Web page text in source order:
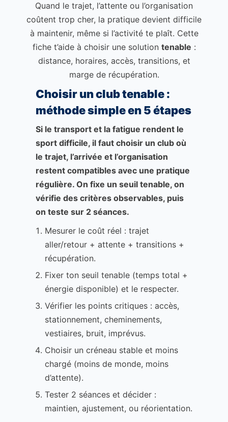
Quand le trajet, l’attente ou l’organisation
coûtent trop cher, la pratique devient difficile
à maintenir, même si l’activité te plaît. Cette
fiche t’aide à choisir une solution tenable :
distance, horaires, accès, transitions, et
marge de récupération.
Choisir un club tenable :
méthode simple en 5 étapes
Si le transport et la fatigue rendent le
sport difficile, il faut choisir un club où
le trajet, l’arrivée et l’organisation
restent compatibles avec une pratique
régulière. On fixe un seuil tenable, on
vérifie des critères observables, puis
on teste sur 2 séances.
Mesurer le coût réel : trajet
aller/retour + attente + transitions +
récupération.
Fixer ton seuil tenable (temps total +
énergie disponible) et le respecter.
Vérifier les points critiques : accès,
stationnement, cheminements,
vestiaires, bruit, imprévus.
Choisir un créneau stable et moins
chargé (moins de monde, moins
d’attente).
Tester 2 séances et décider :
maintien, ajustement, ou réorientation.